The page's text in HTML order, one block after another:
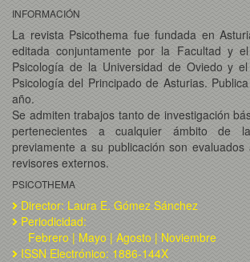
INFORMACIÓN
La revista Psicothema fue fundada en
editada conjuntamente por la Facultad y
Psicología de la Universidad de Oviedo y
Psicología del Principado de Asturias.
año.
Se admiten trabajos tanto de investigación
pertenecientes a cualquier ámbito de
previamente a su publicación son evaluados
revisores externos.
PSICOTHEMA
Director: Laura E. Gómez Sánchez
Periodicidad:
Febrero | Mayo | Agosto | Noviembre
ISSN Electrónico: 1886-144X